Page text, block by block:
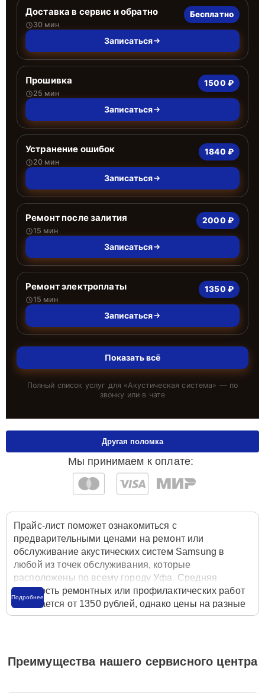
Доставка в сервис и обратно
30 мин
Бесплатно
Записаться
Прошивка
25 мин
1500 ₽
Записаться
Устранение ошибок
20 мин
1840 ₽
Записаться
Ремонт после залития
15 мин
2000 ₽
Записаться
Ремонт электроплаты
15 мин
1350 ₽
Записаться
Показать всё
Полный список услуг для «Акустическая система» — по
звонку или в чате
Мы принимаем к оплате:
Другая поломка
Прайс-лист поможет ознакомиться с
предварительными ценами на ремонт или
обслуживание акустических систем Samsung в
любой из точек обслуживания, которые
расположены по всему городу Уфа. Средняя
стоимость ремонтных или профилактических работ
начинается от 1350 рублей, однако цены на разные
виды комплектующих могут различаться. Полную
службы заботы о клиентах. Для расчета итоговой
стоимости ремонта акустической системы
Подробнее
Преимущества нашего сервисного центра